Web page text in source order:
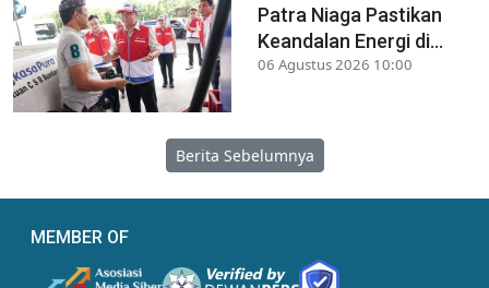
Patra Niaga Pastikan
Keandalan Energi di...
06 Agustus 2026 10:00
Berita Sebelumnya
MEMBER OF